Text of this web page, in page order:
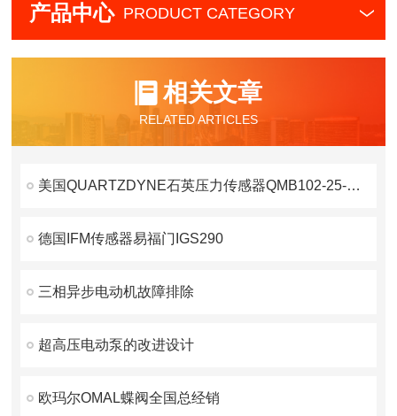
产品中心 PRODUCT CATEGORY
相关文章
RELATED ARTICLES
美国QUARTZDYNE石英压力传感器QMB102-25-200到货
德国IFM传感器易福门IGS290
三相异步电动机故障排除
超高压电动泵的改进设计
欧玛尔OMAL蝶阀全国总经销